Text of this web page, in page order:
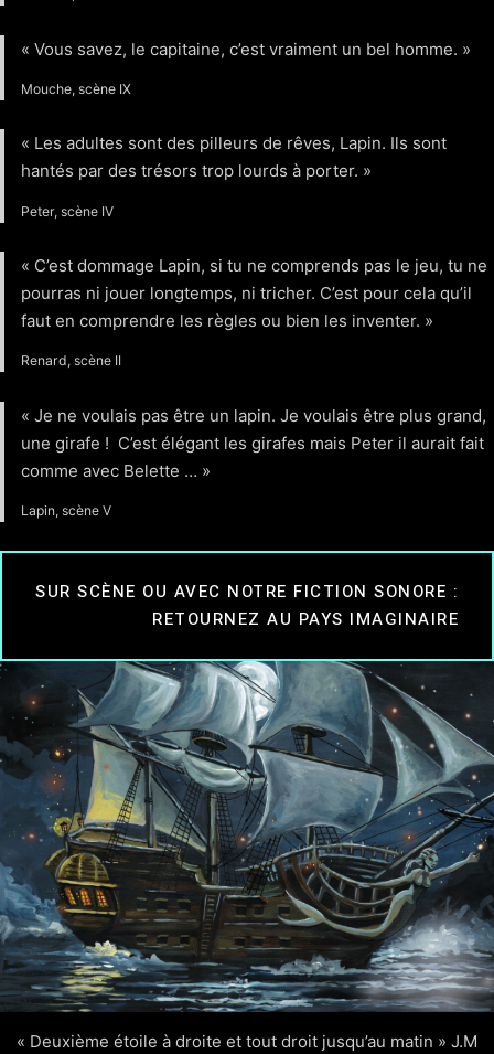
« Vous savez, le capitaine, c’est vraiment un bel homme. »
Mouche, scène IX
« Les adultes sont des pilleurs de rêves, Lapin. Ils sont
hantés par des trésors trop lourds à porter. »
Peter, scène IV
« C’est dommage Lapin, si tu ne comprends pas le jeu, tu ne
pourras ni jouer longtemps, ni tricher. C’est pour cela qu’il
faut en comprendre les règles ou bien les inventer. »
Renard, scène II
« Je ne voulais pas être un lapin. Je voulais être plus grand,
une girafe ! C’est élégant les girafes mais Peter il aurait fait
comme avec Belette … »
Lapin, scène V
SUR SCÈNE OU AVEC NOTRE FICTION SONORE :
RETOURNEZ AU PAYS IMAGINAIRE
« Deuxième étoile à droite et tout droit jusqu’au matin » J.M